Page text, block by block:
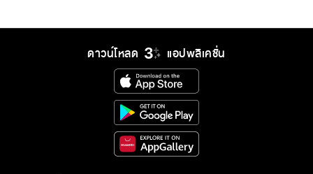
ดาวน์โหลด แอปพลิเคชั่น